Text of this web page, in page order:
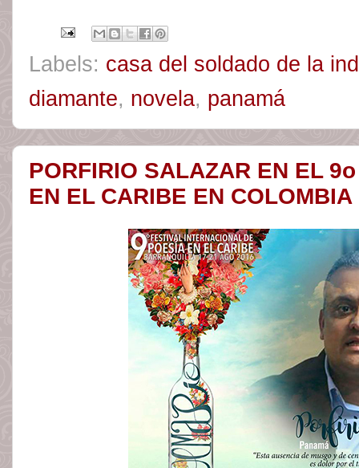
Labels: casa del soldado de la
diamante, novela, panamá
PORFIRIO SALAZAR EN EL
EN EL CARIBE EN COLOMBIA